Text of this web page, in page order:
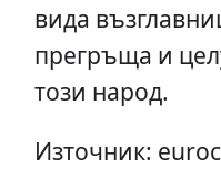
вида
прегръща и
този народ.
Източник: